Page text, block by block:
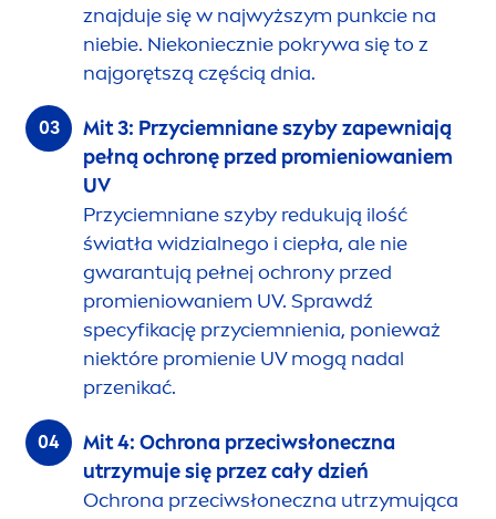
znajduje się w najwyższym punkcie na
niebie. Niekoniecznie pokrywa się to z
najgorętszą częścią dnia.
Mit 3: Przyciemniane szyby zapewniają
pełną ochronę przed promieniowaniem
UV
Przyciemniane szyby redukują ilość
światła widzialnego i ciepła, ale nie
gwarantują pełnej ochrony przed
promieniowaniem UV. Sprawdź
specyfikację przyciemnienia, ponieważ
niektóre promienie UV mogą nadal
przenikać.
Mit 4: Ochrona przeciwsłoneczna
utrzymuje się przez cały dzień
Ochrona przeciwsłoneczna utrzymująca